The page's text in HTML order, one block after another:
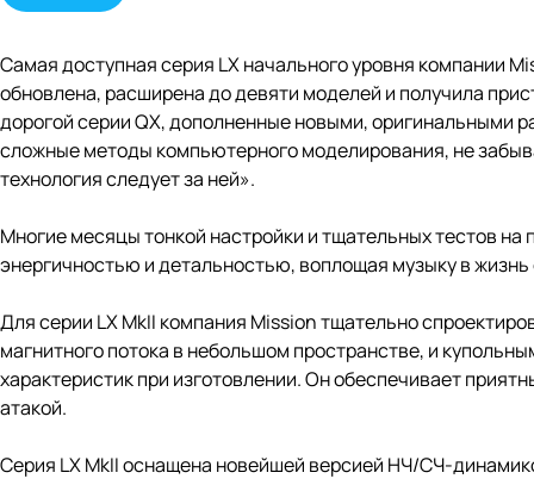
Самая доступная серия LX начального уровня компании
обновлена, расширена до девяти моделей и получила
дорогой серии QX, дополненные новыми, оригинальными
сложные методы компьютерного моделирования, не
технология следует за ней».
Многие месяцы тонкой настройки и тщательных тестов
энергичностью и детальностью, воплощая музыку в
Для серии LX MkII компания Mission тщательно
магнитного потока в небольшом пространстве, и
характеристик при изготовлении. Он обеспечивает
атакой.
Серия LX MkII оснащена новейшей версией НЧ/СЧ-